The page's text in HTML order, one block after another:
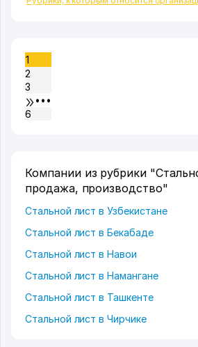
1
2
3
•••
6
Компании из рубрики
продажа, производство"
Стальной лист в Узбекистане
Стальной лист в Бекабаде
Стальной лист в Навои
Стальной лист в Намангане
Стальной лист в Ташкенте
Стальной лист в Чирчике